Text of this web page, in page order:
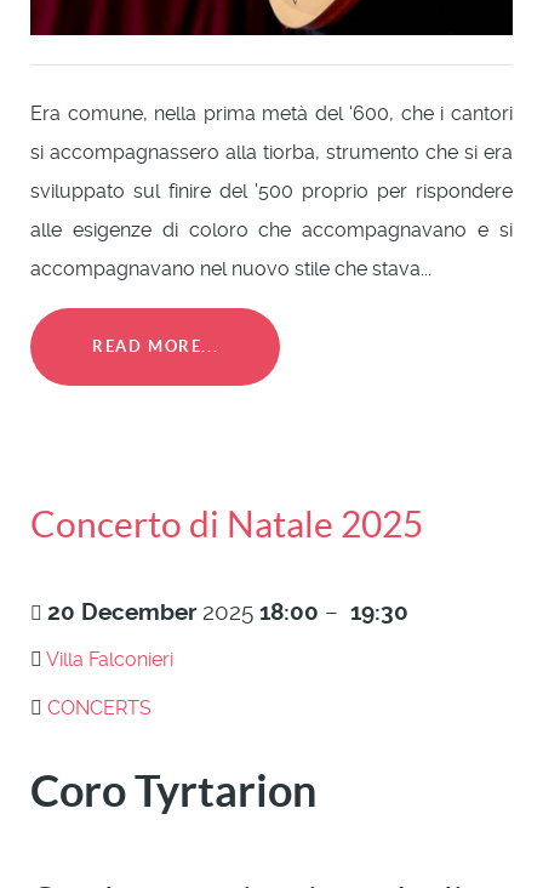
Era comune, nella prima metà del '600, che i cantori
si accompagnassero alla tiorba, strumento che si era
sviluppato sul finire del '500 proprio per rispondere
alle esigenze di coloro che accompagnavano e si
accompagnavano nel nuovo stile che stava...
READ MORE...
Concerto di Natale 2025
20 December 2025 18:00 – 19:30
Villa Falconieri
CONCERTS
Coro Tyrtarion